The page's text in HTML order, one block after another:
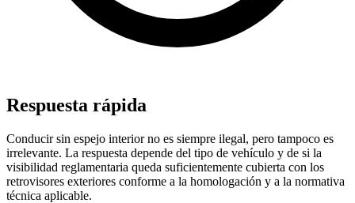
Respuesta rápida
Conducir sin espejo interior no es siempre ilegal, pero tampoco es
irrelevante. La respuesta depende del tipo de vehículo y de si la
visibilidad reglamentaria queda suficientemente cubierta con los
retrovisores exteriores conforme a la homologación y a la normativa
técnica aplicable.